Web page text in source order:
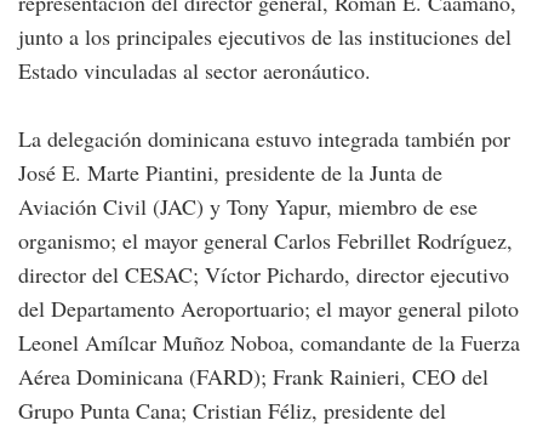
junto a los principales ejecutivos de las instituciones del
Estado vinculadas al sector aeronáutico.
La delegación dominicana estuvo integrada también por
José E. Marte Piantini, presidente de la Junta de
Aviación Civil (JAC) y Tony Yapur, miembro de ese
organismo; el mayor general Carlos Febrillet Rodríguez,
director del CESAC; Víctor Pichardo, director ejecutivo
del Departamento Aeroportuario; el mayor general piloto
Leonel Amílcar Muñoz Noboa, comandante de la Fuerza
Aérea Dominicana (FARD); Frank Rainieri, CEO del
Grupo Punta Cana; Cristian Féliz, presidente del